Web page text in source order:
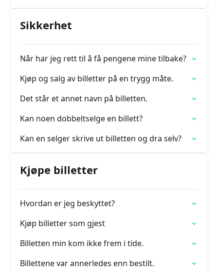
Sikkerhet
Når har jeg rett til å få pengene mine tilbake?
Kjøp og salg av billetter på en trygg måte.
Det står et annet navn på billetten.
Kan noen dobbeltselge en billett?
Kan en selger skrive ut billetten og dra selv?
Kjøpe billetter
Hvordan er jeg beskyttet?
Kjøp billetter som gjest
Billetten min kom ikke frem i tide.
Billettene var annerledes enn bestilt.